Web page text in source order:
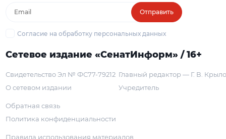
Отправить
Согласие на обработку персональных данных
Сетевое издание «СенатИнформ» / 16+
Свидетельство Эл № ФС77-79212
О сетевом издании
Главный редактор — Г. В.
Учредитель
Обратная связь
Политика конфиденциальности
Правила использования материалов